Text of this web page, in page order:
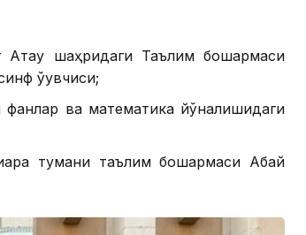
шаҳридаги Таълим бошқармаси
ўқувчиси;
ва математика йўналишидаги
тумани таълим бошқармаси Абай